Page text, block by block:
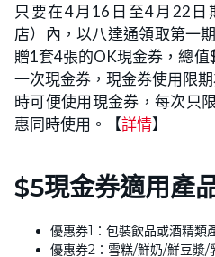
只要在4月16日至4月22日
店）內，以八達通領取第一
贈1套4張的OK現金券，總
一次現金券，現金券使用限
時可便使用現金券，每次只
惠同時使用。【詳情】
$5現金券適用產
優惠券1：包裝飲品或酒精類
優惠券2：雪糕/鮮奶/鮮豆漿/